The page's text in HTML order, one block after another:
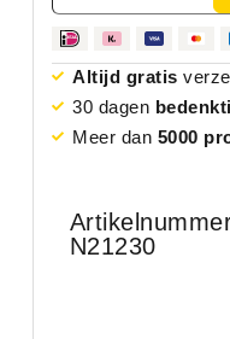
Altijd gratis
30 dagen
Meer dan 5000
N21230